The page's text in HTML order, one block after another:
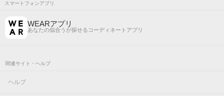
スマートフォンアプリ
WEARアプリ
あなたの似合うが探せるコーディネートアプリ
関連サイト・ヘルプ
ヘルプ